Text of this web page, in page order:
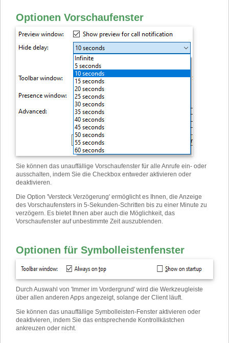
Optionen Vorschaufenster
Sie können das unauffällige Vorschaufenster für alle Anrufe ein- oder
ausschalten, indem Sie die Checkbox entweder aktivieren oder
deaktivieren.
Die Option 'Versteck Verzögerung' ermöglicht es Ihnen, die Anzeige
des Vorschaufensters in 5-Sekunden-Schritten bis zu einer Minute zu
verzögern. Es bietet Ihnen aber auch die Möglichkeit, das
Vorschaufenster auf unbestimmte Zeit auszublenden.
Optionen für Symbolleistenfenster
Durch Auswahl von 'Immer im Vordergrund' wird die Werkzeugleiste
über allen anderen Apps angezeigt, solange der Client läuft.
Sie können das unauffällige Symbolleisten-Fenster aktivieren oder
deaktivieren, indem Sie das entsprechende Kontrollkästchen
ankreuzen oder nicht.